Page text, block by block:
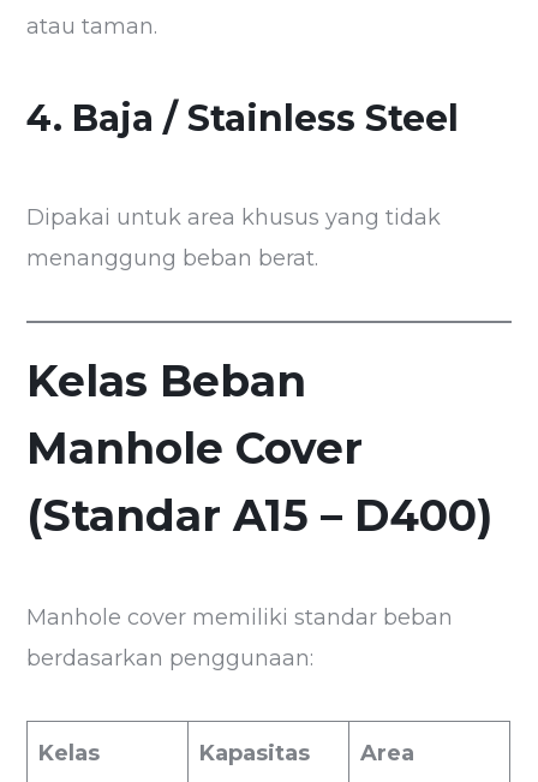
atau taman.
4. Baja / Stainless Steel
Dipakai untuk area khusus yang tidak
menanggung beban berat.
Kelas Beban
Manhole Cover
(Standar A15 – D400)
Manhole cover memiliki standar beban
berdasarkan penggunaan:
Kelas
Kapasitas
Area